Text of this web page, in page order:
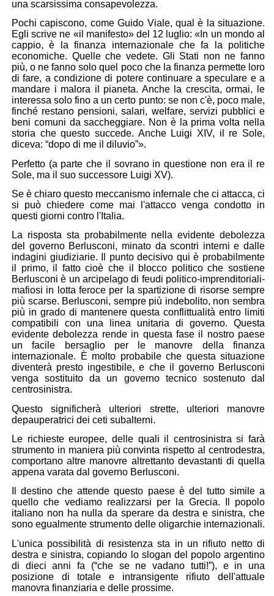
una scarsissima consapevolezza.
Pochi capiscono, comeGuido Viale, qual è la situazione.
Egli scrive ne «il manifesto» del 12 luglio: «In un mondo al
cappio, è la finanza internazionale che fa la politiche
economiche. Quelle che vedete. Gli Stati non ne fanno
più, o ne fanno solo quel poco che la finanza permette loro
di fare, a condizione di potere continuare a speculare e a
mandare i malora il pianeta. Anche la crescita, ormai, le
interessa solo fino a un certo punto: se non c'è, poco male,
finché restano pensioni, salari, welfare, servizi pubblici e
beni comuni da saccheggiare. Non è la prima volta nella
storia che questo succede. Anche Luigi XIV, il re Sole,
diceva: “dopo di me il diluvio”».
Perfetto (a parte che il sovrano in questione non era il re
Sole, ma il suo successore Luigi XV).
Se è chiaro questo meccanismo infernale che ci attacca, ci
si può chiedere come mai l'attacco venga condotto in
questi giorni contro l'Italia.
La risposta sta probabilmente nella evidente debolezza
del governo Berlusconi, minato da scontri interni e dalle
indagini giudiziarie. Il punto decisivo qui è probabilmente
il primo, il fatto cioè che il blocco politico che sostiene
Berlusconi è un arcipelago di feudi politico-imprenditoriali-
mafiosi in lotta feroce per la spartizione di risorse sempre
più scarse. Berlusconi, sempre più indebolito, non sembra
più in grado di mantenere questa conflittualità entro limiti
compatibili con una linea unitaria di governo. Questa
evidente debolezza rende in questa fase il nostro paese
un facile bersaglio per le manovre della finanza
internazionale. È molto probabile che questa situazione
diventerà presto ingestibile, e che il governo Berlusconi
venga sostituito da un governo tecnico sostenuto dal
centrosinistra.
Questo significherà ulteriori strette, ulteriori manovre
depauperatrici dei ceti subalterni.
Le richieste europee, delle quali il centrosinistra si farà
strumento in maniera più convinta rispetto al centrodestra,
comportano altre manovre altrettanto devastanti di quella
appena varata dal governo Berlusconi.
Il destino che attende questo paese è del tutto simile a
quello che vediamo realizzarsi per la Grecia. Il popolo
italiano non ha nulla da sperare da destra esinistra, che
sono egualmente strumento delle oligarchie internazionali.
L'unica possibilità di resistenza sta in un rifiuto netto di
destra e sinistra, copiando lo slogan del popolo argentino
di dieci anni fa (“che se ne vadano tutti!”), e in una
posizione di totale e intransigente rifiuto dell'attuale
manovra finanziaria e delle prossime.